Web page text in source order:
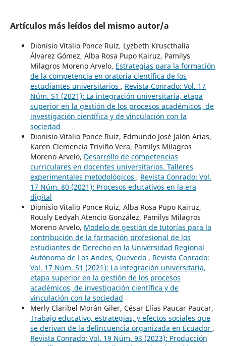
Artículos más leídos del mismo autor/a
Dionisio Vitalio Ponce Ruiz, Lyzbeth Kruscthalia
Álvarez Gómez, Alba Rosa Pupo Kairuz, Pamilys
Milagros Moreno Arvelo, Estrategias para la formación
de la competencia en oratoria científica de los
estudiantes universitarios , Revista Conrado: Vol. 17
Núm. S1 (2021): La integración universitaria, etapa
superior en la gestión de los procesos académicos, de
investigación científica y de vinculación con la
sociedad
Dionisio Vitalio Ponce Ruiz, Edmundo José Jalón Arias,
Karen Clemencia Triviño Vera, Pamilys Milagros
Moreno Arvelo, Desarrollo de competencias
curriculares en docentes universitarios. Talleres
experimentales metodológicos , Revista Conrado: Vol.
17 Núm. 80 (2021): Procesos educativos en la era
digital
Dionisio Vitalio Ponce Ruiz, Alba Rosa Pupo Kairuz,
Rously Eedyah Atencio González, Pamilys Milagros
Moreno Arvelo, Modelo de gestión de tutorías para la
contribución de la formación profesional de los
estudiantes de Derecho en la Universidad Regional
Autónoma de Los Andes, Quevedo , Revista Conrado:
Vol. 17 Núm. S1 (2021): La integración universitaria,
etapa superior en la gestión de los procesos
académicos, de investigación científica y de
vinculación con la sociedad
Merly Claribel Morán Giler, César Elías Paucar Paucar,
Trabajo educativo, estrategias, y efectos sociales que
se derivan de la delincuencia organizada en Ecuador ,
Revista Conrado: Vol. 19 Núm. 93 (2023): Producción